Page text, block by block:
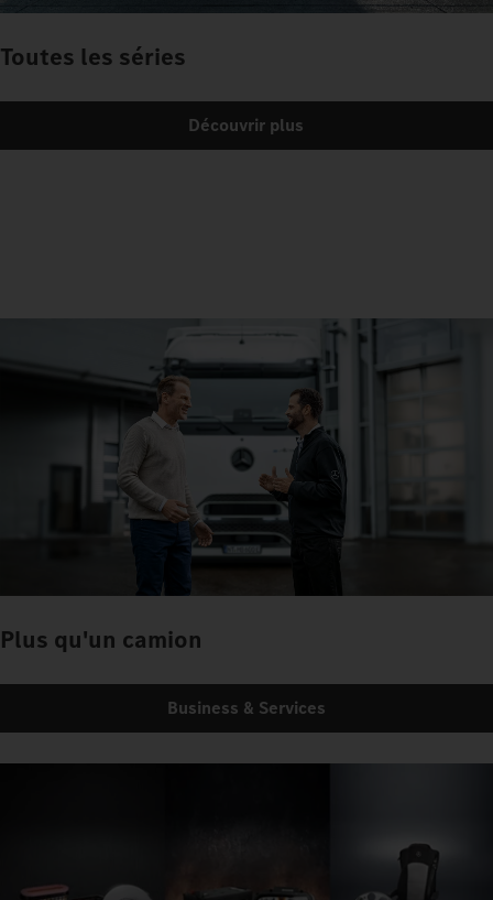
Toutes les séries
Découvrir plus
Plus qu'un camion
Business & Services